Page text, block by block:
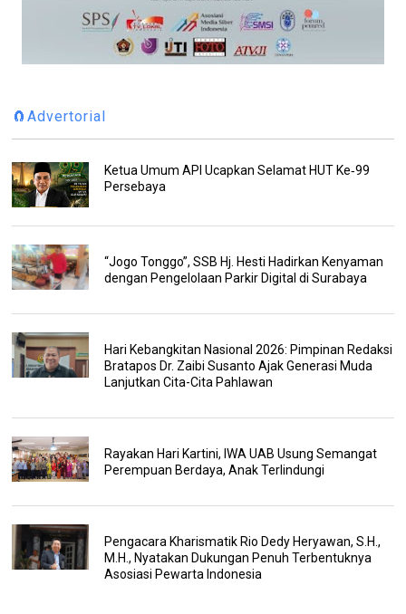
🧲Advertorial
Ketua Umum API Ucapkan Selamat HUT Ke‑99
Persebaya
“Jogo Tonggo”, SSB Hj. Hesti Hadirkan Kenyaman
dengan Pengelolaan Parkir Digital di Surabaya
Hari Kebangkitan Nasional 2026: Pimpinan Redaksi
Bratapos Dr. Zaibi Susanto Ajak Generasi Muda
Lanjutkan Cita-Cita Pahlawan
Rayakan Hari Kartini, IWA UAB Usung Semangat
Perempuan Berdaya, Anak Terlindungi
Pengacara Kharismatik Rio Dedy Heryawan, S.H.,
M.H., Nyatakan Dukungan Penuh Terbentuknya
Asosiasi Pewarta Indonesia